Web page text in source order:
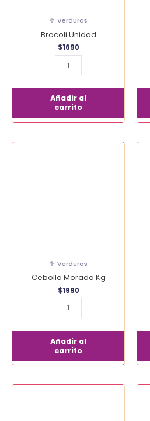
🥦 Verduras
Brocoli Unidad
$1690
Añadir al
carrito
🥦 Verduras
Cebolla Morada Kg
$1990
Añadir al
carrito